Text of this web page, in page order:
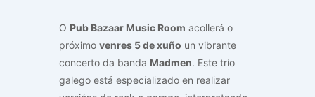
O Pub Bazaar Music Room acollerá o
próximo venres 5 de xuño un vibrante
concerto da banda Madmen. Este trío
galego está especializado en realizar